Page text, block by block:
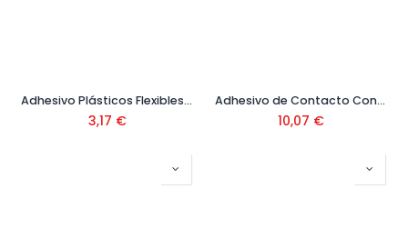
Adhesivo Plásticos Flexibles Vinilceys 15 ml Ref. 501028
3,17 €
Adhesivo de Contacto Contactceys Super Resistente 1 Litro Ref. 503502
10,07 €